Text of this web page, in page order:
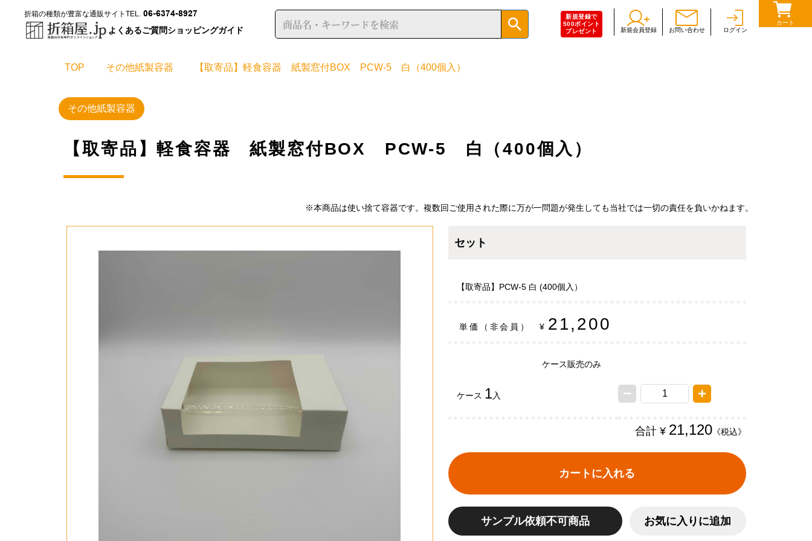
折箱の種類が豊富な通販サイトTEL.
06-6374-8927
よくあるご質問ショッピングガイド
新規登録で
500ポイント
プレゼント
新規会員登録 お問い合わせ ログイン
カート
TOP その他紙製容器 【取寄品】軽食容器 紙製窓付BOX PCW-5 白（400個入）
その他紙製容器
【取寄品】軽食容器 紙製窓付BOX PCW-5 白（400個入）
※本商品は使い捨て容器です。複数回ご使用された際に万が一問題が発生しても当社では一切の責任を負いかねます。
セット
単価（非会員） ¥ 21,200
【取寄品】PCW-5 白 (400個入）
ケース販売のみ
ケース 1入
合計 ¥ 21,120《税込》
カートに入れる
サンプル依頼不可商品 お気に入りに追加